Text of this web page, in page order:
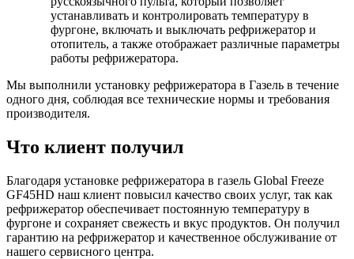
устанавливать и контролировать температуру в
фургоне, включать и выключать рефрижератор и
отопитель, а также отображает различные параметры
работы рефрижератора.
Мы выполнили установку рефрижератора в Газель в течение
одного дня, соблюдая все технические нормы и требования
производителя.
Что клиент получил
Благодаря установке рефрижератора в газель Global Freeze
GF45HD наш клиент повысил качество своих услуг, так как
рефрижератор обеспечивает постоянную температуру в
фургоне и сохраняет свежесть и вкус продуктов. Он получил
гарантию на рефрижератор и качественное обслуживание от
нашего сервисного центра.